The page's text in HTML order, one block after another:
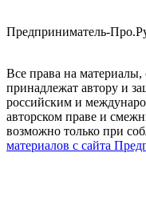
Предприниматель-
Все права на
принадлежат автору и
российским и
авторском праве и
возможно только при
материалов с сайта